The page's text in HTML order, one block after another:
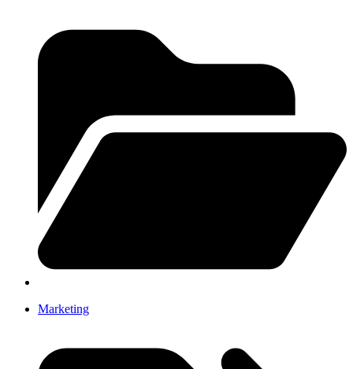
Marketing